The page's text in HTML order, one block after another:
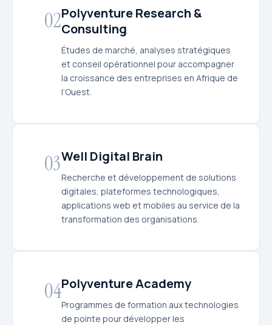
02Polyventure Research &
Consulting
Études de marché, analyses stratégiques
et conseil opérationnel pour accompagner
la croissance des entreprises en Afrique de
l’Ouest.
03Well Digital Brain
Recherche et développement de solutions
digitales, plateformes technologiques,
applications web et mobiles au service de la
transformation des organisations.
04Polyventure Academy
Programmes de formation aux technologies
de pointe pour développer les